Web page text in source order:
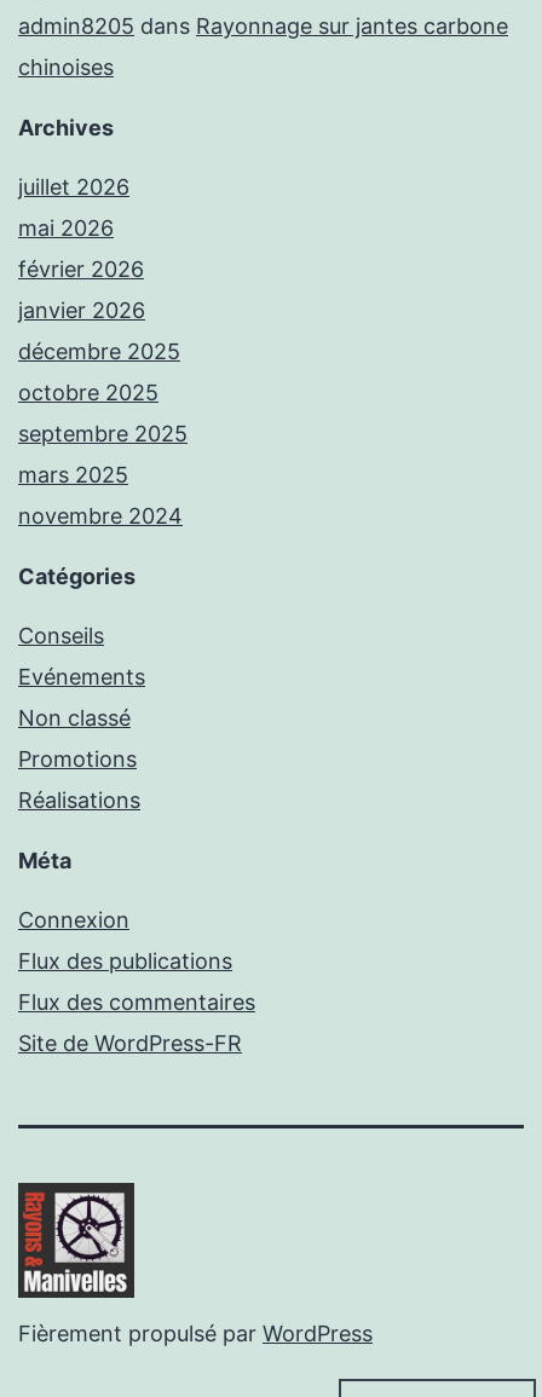
admin8205 dans Rayonnage sur jantes carbone
chinoises
Archives
juillet 2026
mai 2026
février 2026
janvier 2026
décembre 2025
octobre 2025
septembre 2025
mars 2025
novembre 2024
Catégories
Conseils
Evénements
Non classé
Promotions
Réalisations
Méta
Connexion
Flux des publications
Flux des commentaires
Site de WordPress-FR
Fièrement propulsé par WordPress